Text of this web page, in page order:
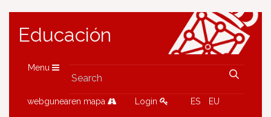
Educación
Menu
webgunearen mapa Login ES EU